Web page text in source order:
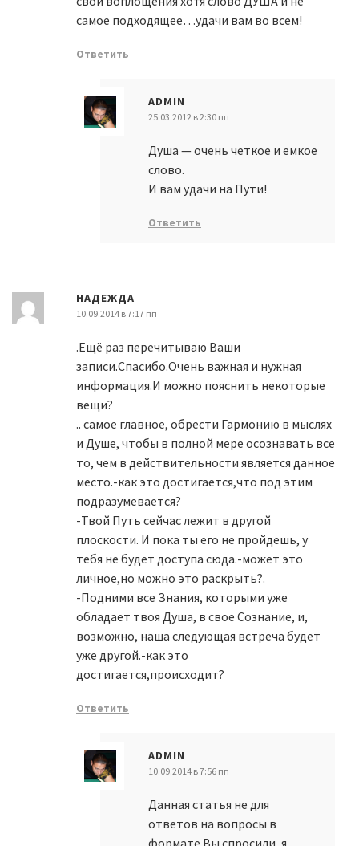
самое подходящее…удачи вам во всем!
Ответить
ADMIN
25.03.2012 в 2:30 пп
Душа — очень четкое и емкое
слово.
И вам удачи на Пути!
Ответить
НАДЕЖДА
10.09.2014 в 7:17 пп
.Ещё раз перечитываю Ваши
записи.Спасибо.Очень важная и нужная
информация.И можно пояснить некоторые
вещи?
.. самое главное, обрести Гармонию в мыслях
и Душе, чтобы в полной мере осознавать все
то, чем в действительности является данное
место.-как это достигается,что под этим
подразумевается?
-Твой Путь сейчас лежит в другой
плоскости. И пока ты его не пройдешь, у
тебя не будет доступа сюда.-может это
личное,но можно это раскрыть?.
-Подними все Знания, которыми уже
обладает твоя Душа, в свое Сознание, и,
возможно, наша следующая встреча будет
уже другой.-как это
достигается,происходит?
Ответить
ADMIN
10.09.2014 в 7:56 пп
Данная статья не для
ответов на вопросы в
формате Вы спросили, я